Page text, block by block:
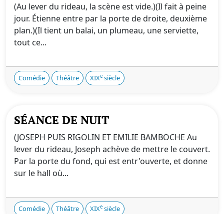
(Au lever du rideau, la scène est vide.)(Il fait à peine
jour. Étienne entre par la porte de droite, deuxième
plan.)(Il tient un balai, un plumeau, une serviette,
tout ce...
Comédie Théâtre XIXe siècle
SÉANCE DE NUIT
(JOSEPH PUIS RIGOLIN ET EMILIE BAMBOCHE Au
lever du rideau, Joseph achève de mettre le couvert.
Par la porte du fond, qui est entr'ouverte, et donne
sur le hall où...
Comédie Théâtre XIXe siècle